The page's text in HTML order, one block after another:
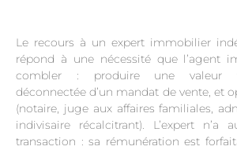
Le recours à un expert immobilier
répond à une nécessité que l’agent
combler : produire une valeur
déconnectée d’un mandat de vente, et
(notaire, juge aux affaires familiales,
indivisaire récalcitrant). L’expert
transaction : sa rémunération est